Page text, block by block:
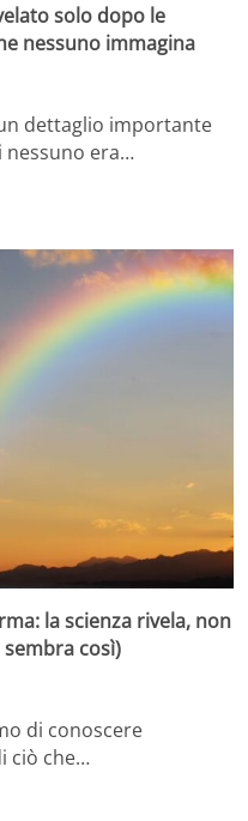
solo dopo le
nessuno immagina
dettaglio importante
nessuno era…
la scienza rivela, non
così)
di conoscere
ciò che…